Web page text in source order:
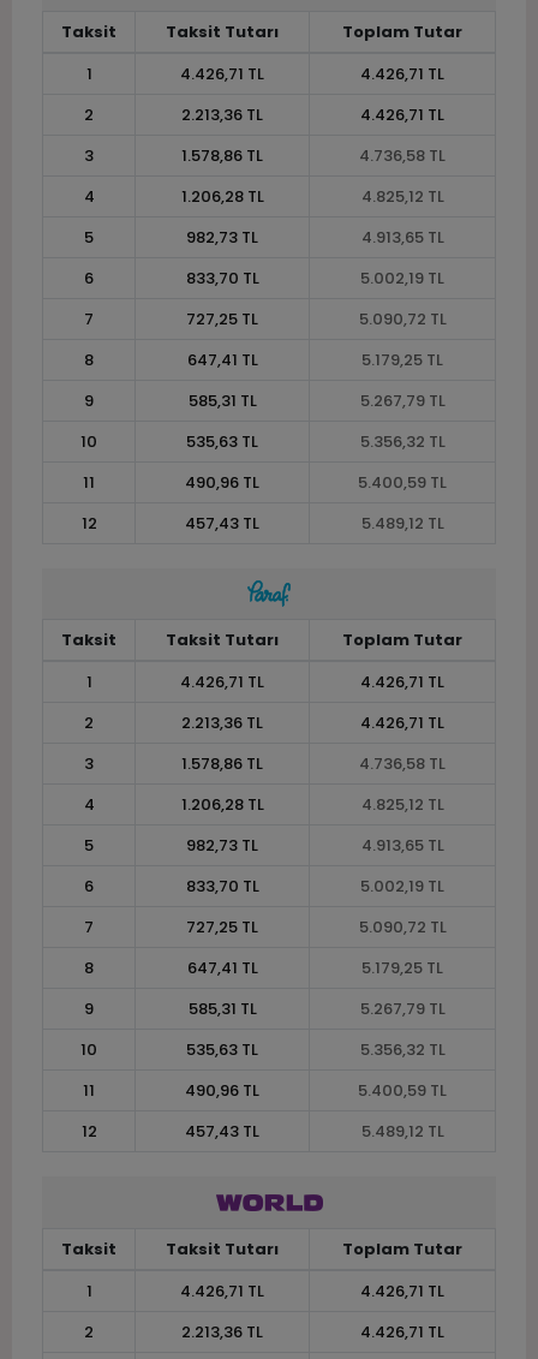
Taksit Taksit Tutarı
Toplam Tutar
1
4.426,71 TL
4.426,71 TL
2
2.213,36 TL
4.426,71 TL
3
1.578,86 TL
4.736,58 TL
4
1.206,28 TL
4.825,12 TL
5
982,73 TL
4.913,65 TL
6
833,70 TL
5.002,19 TL
7
727,25 TL
5.090,72 TL
8
647,41 TL
5.179,25 TL
9
585,31 TL
5.267,79 TL
10
535,63 TL
5.356,32 TL
11
490,96 TL
5.400,59 TL
12
457,43 TL 5.489,12 TL
Taksit Taksit Tutarı
Toplam Tutar
1
4.426,71 TL
4.426,71 TL
2
2.213,36 TL
4.426,71 TL
3
1.578,86 TL
4.736,58 TL
4
1.206,28 TL
4.825,12 TL
5
982,73 TL
4.913,65 TL
6
833,70 TL
5.002,19 TL
7
727,25 TL
5.090,72 TL
8
647,41 TL
5.179,25 TL
9
585,31 TL
5.267,79 TL
10
535,63 TL
5.356,32 TL
11
490,96 TL
5.400,59 TL
12
457,43 TL 5.489,12 TL
Taksit Taksit Tutarı
Toplam Tutar
1
4.426,71 TL
4.426,71 TL
2
2.213,36 TL
4.426,71 TL